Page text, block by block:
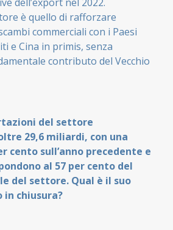
è quello di rafforzare
commerciali con i Paesi
e Cina in primis, senza
contributo del Vecchio
del settore
29,6 miliardi, con una
cento sull’anno precedente e
al 57 per cento del
del settore. Qual è il suo
in chiusura?